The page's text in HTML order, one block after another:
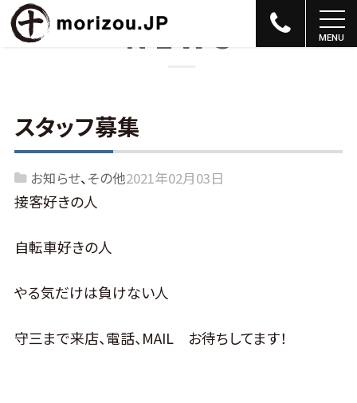
NEWS
スタッフ募集
お知らせ その他2021年02月03日
接客好きの人
自転車好きの人
やる気だけは負けない人
守三まで来店、電話、MAIL お待ちしてます！